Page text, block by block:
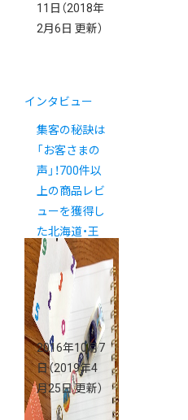
11日 （2018年
2月6日 更新）
インタビュー
集客の秘訣は
「お客さまの
声」！700件以
上の商品レビ
ューを獲得し
た北海道・王
様のパンの挑
戦
2016年10月7
日（2019年4
月25日 更新）